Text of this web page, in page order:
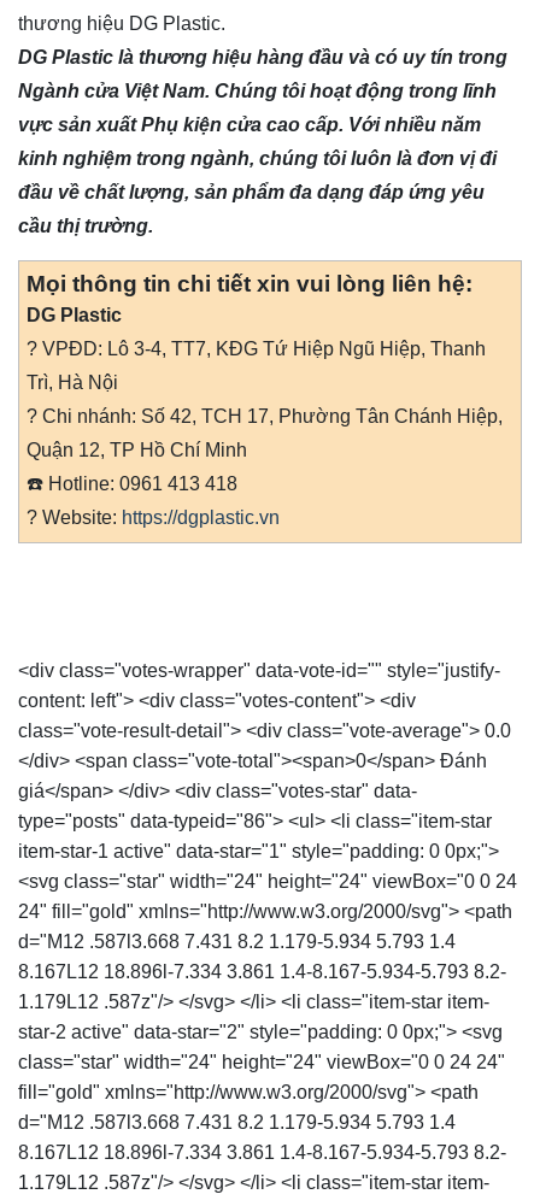
thương hiệu DG Plastic.
DG Plastic là thương hiệu hàng đầu và có uy tín trong
Ngành cửa Việt Nam. Chúng tôi hoạt động trong lĩnh
vực sản xuất Phụ kiện cửa cao cấp. Với nhiều năm
kinh nghiệm trong ngành, chúng tôi luôn là đơn vị đi
đầu về chất lượng, sản phẩm đa dạng đáp ứng yêu
cầu thị trường.
Mọi thông tin chi tiết xin vui lòng liên hệ:
DG Plastic
? VPĐD: Lô 3-4, TT7, KĐG Tứ Hiệp Ngũ Hiệp, Thanh
Trì, Hà Nội
? Chi nhánh: Số 42, TCH 17, Phường Tân Chánh Hiệp,
Quận 12, TP Hồ Chí Minh
☎️ Hotline: 0961 413 418
? Website: https://dgplastic.vn
<div class="votes-wrapper" data-vote-id="" style="justify-
content: left"> <div class="votes-content"> <div
class="vote-result-detail"> <div class="vote-average"> 0.0
</div> <span class="vote-total"><span>0</span> Đánh
giá</span> </div> <div class="votes-star" data-
type="posts" data-typeid="86"> <ul> <li class="item-star
item-star-1 active" data-star="1" style="padding: 0 0px;">
<svg class="star" width="24" height="24" viewBox="0 0 24
24" fill="gold" xmlns="http://www.w3.org/2000/svg"> <path
d="M12 .587l3.668 7.431 8.2 1.179-5.934 5.793 1.4
8.167L12 18.896l-7.334 3.861 1.4-8.167-5.934-5.793 8.2-
1.179L12 .587z"/> </svg> </li> <li class="item-star item-
star-2 active" data-star="2" style="padding: 0 0px;"> <svg
class="star" width="24" height="24" viewBox="0 0 24 24"
fill="gold" xmlns="http://www.w3.org/2000/svg"> <path
d="M12 .587l3.668 7.431 8.2 1.179-5.934 5.793 1.4
8.167L12 18.896l-7.334 3.861 1.4-8.167-5.934-5.793 8.2-
1.179L12 .587z"/> </svg> </li> <li class="item-star item-